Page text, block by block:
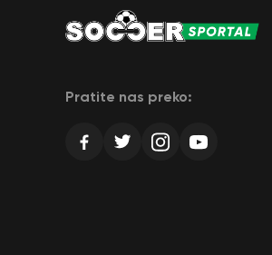
Pratite nas preko: